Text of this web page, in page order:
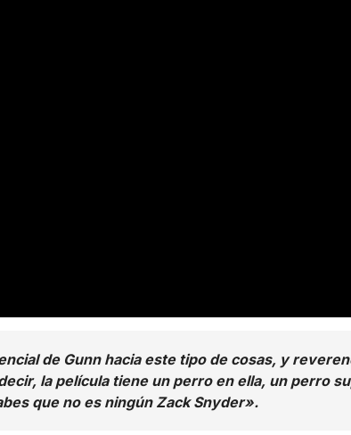
de Gunn hacia este tipo de cosas, y
la película tiene un perro en ella, un perro
que no es ningún Zack Snyder».